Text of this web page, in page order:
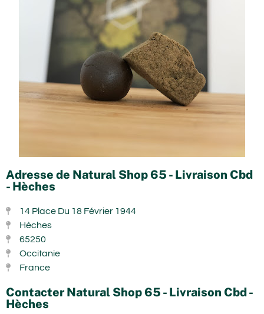
Adresse de Natural Shop 65 - Livraison Cbd
- Hèches
14 Place Du 18 Février 1944
Hèches
65250
Occitanie
France
Contacter Natural Shop 65 - Livraison Cbd -
Hèches